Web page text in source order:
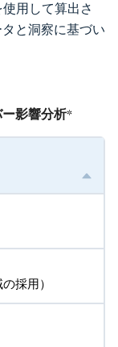
用して算出さ
と洞察に基づい
影響分析*
採用）